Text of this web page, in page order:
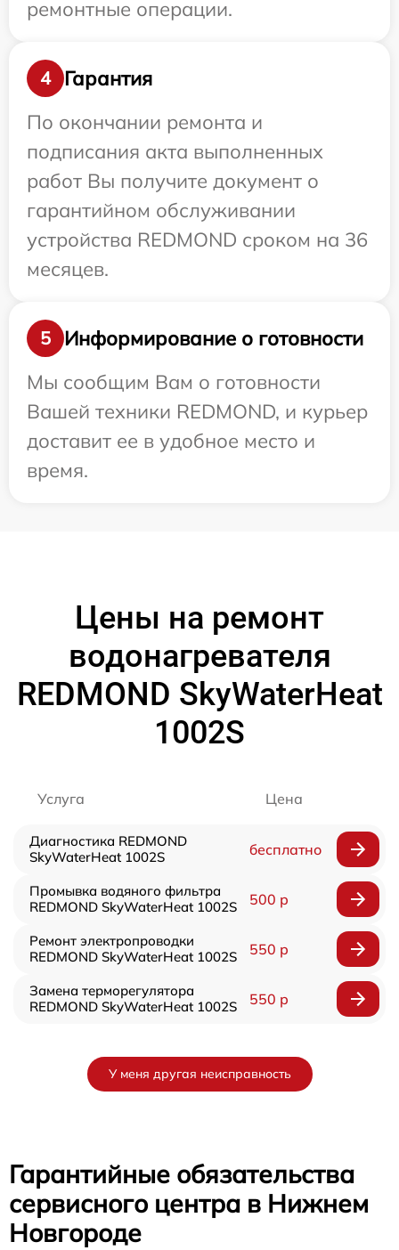
ремонтные операции.
4
Гарантия
По окончании ремонта и
подписания акта выполненных
работ Вы получите документ о
гарантийном обслуживании
устройства REDMOND сроком на 36
месяцев.
5
Информирование о готовности
Мы сообщим Вам о готовности
Вашей техники REDMOND, и курьер
доставит ее в удобное место и
время.
Цены на ремонт
водонагревателя
REDMOND SkyWaterHeat
1002S
Услуга Цена
Диагностика REDMOND
SkyWaterHeat 1002S
бесплатно
Промывка водяного фильтра
REDMOND SkyWaterHeat 1002S
500 р
Ремонт электропроводки
REDMOND SkyWaterHeat 1002S
550 р
Замена терморегулятора
REDMOND SkyWaterHeat 1002S
550 р
У меня другая неисправность
Гарантийные обязательства
сервисного центра в Нижнем
Новгороде